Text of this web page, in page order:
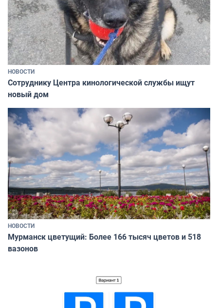
НОВОСТИ
Сотруднику Центра кинологической службы ищут
новый дом
НОВОСТИ
Мурманск цветущий: Более 166 тысяч цветов и 518
вазонов